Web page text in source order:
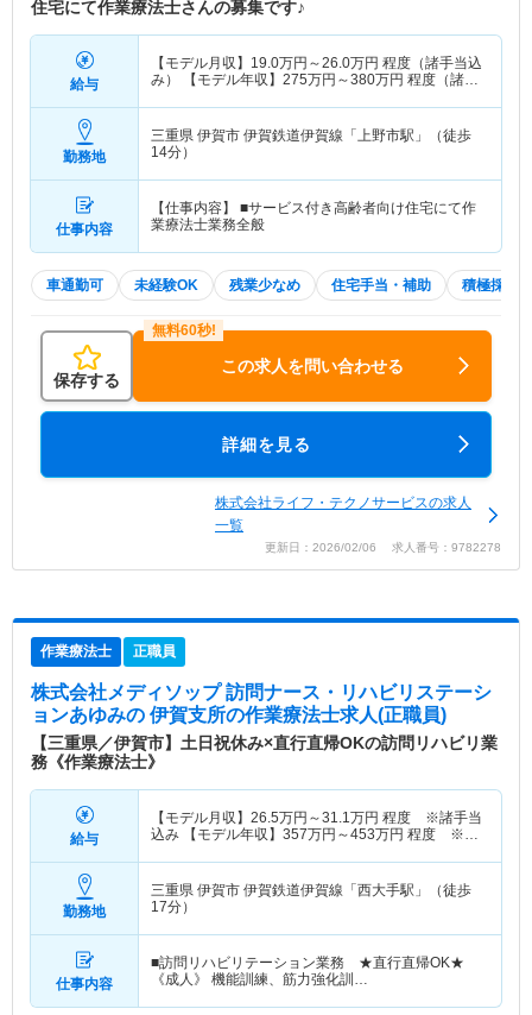
住宅にて作業療法士さんの募集です♪
給与
【モデル月収】 19.0万円～26.0万円 程度（諸手当込
み） 【モデル年収】 275万円～380万円 程度（諸手
勤務地
三重県 伊賀市 伊賀鉄道伊賀線「上野市駅」（徒歩
14分）
仕事内容
【仕事内容】 ■サービス付き高齢者向け住宅にて作
業療法士業務全般
車通勤可 未経験OK 残業少なめ 住宅手当・補助 積極採用中
保存する
この求人を問い合わせる
詳細を見る
株式会社ライフ・テクノサービスの求人
一覧
更新日：2026/02/06 求人番号：9782278
作業療法士 正職員
株式会社メディソップ 訪問ナース・リハビリステーシ
ョンあゆみの 伊賀支所の作業療法士求人(正職員)
【三重県／伊賀市】土日祝休み×直行直帰OKの訪問リハビリ業
務《作業療法士》
給与
【モデル月収】 26.5万円～31.1万円 程度 ※諸手当
込み 【モデル年収】 357万円～453万円 程度 ※諸
勤務地
三重県 伊賀市 伊賀鉄道伊賀線「西大手駅」（徒歩
17分）
仕事内容
■訪問リハビリテーション業務 ★直行直帰OK★
《成人》 機能訓練、筋力強化訓…